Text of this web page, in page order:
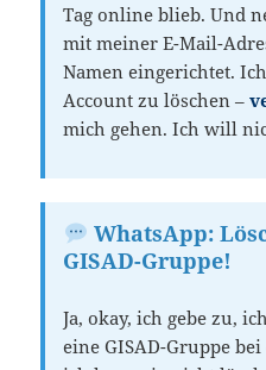
Tag online blieb. Und
mit meiner E-Mail-
Namen eingerichtet.
Account zu löschen –
mich gehen. Ich will
WhatsApp:
GISAD-Gruppe!
Ja, okay, ich gebe zu,
eine GISAD-Gruppe